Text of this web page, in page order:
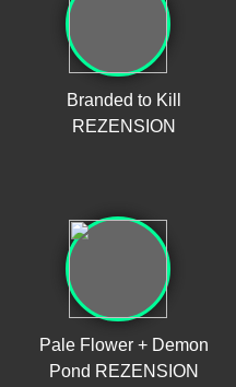
Branded to Kill
REZENSION
Pale Flower + Demon
Pond REZENSION